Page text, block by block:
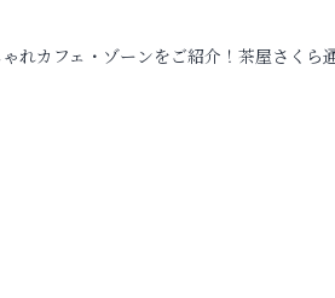
れカフェ・ゾーンをご紹介！茶屋さくら